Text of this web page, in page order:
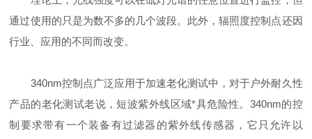
通过使用的只是为数不多的几个波段。此外，辐照度控制点还因
行业、应用的不同而改变。
340nm控制点广泛应用于加速老化测试中，对于户外耐久性
产品的老化测试老说，短波紫外线区域*具危险性。340nm的控
制要求带有一个装备有过滤器的紫外线传感器，它只允许以